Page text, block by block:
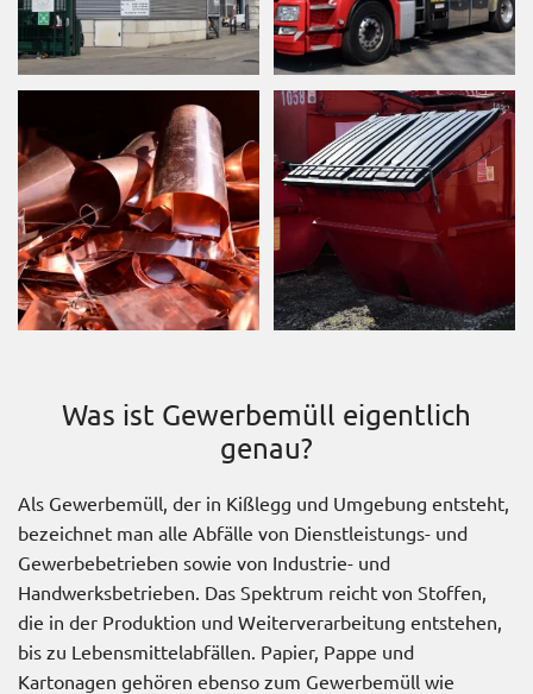
Was ist Gewerbemüll eigentlich
genau?
Als Gewerbemüll, der in Kißlegg und Umgebung entsteht,
bezeichnet man alle Abfälle von Dienstleistungs- und
Gewerbebetrieben sowie von Industrie- und
Handwerksbetrieben. Das Spektrum reicht von Stoffen,
die in der Produktion und Weiterverarbeitung entstehen,
bis zu Lebensmittelabfällen. Papier, Pappe und
Kartonagen gehören ebenso zum Gewerbemüll wie